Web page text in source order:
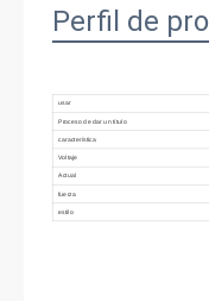
Perfil de
usar
Proceso de dar un título
característica
Voltaje
Actual
fuerza
estilo